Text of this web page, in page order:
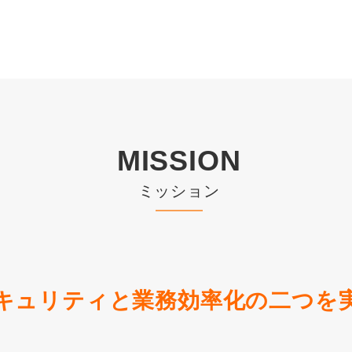
MISSION
ミッション
ュリティと業務効率化の二つを